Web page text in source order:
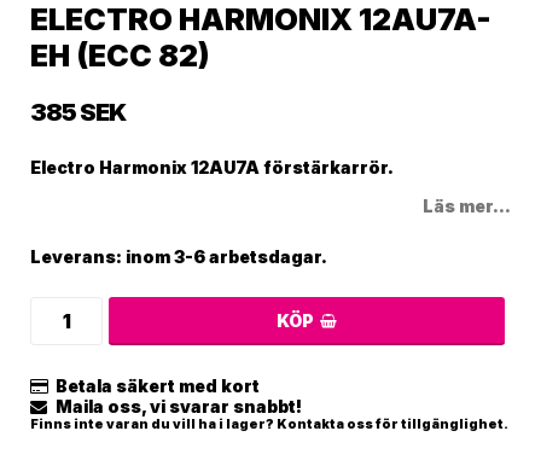
ELECTRO HARMONIX 12AU7A-
EH (ECC 82)
385 SEK
Electro Harmonix 12AU7A förstärkarrör.
Läs mer...
Leverans: inom 3-6 arbetsdagar.
KÖP
Betala säkert med kort
Maila oss, vi svarar snabbt!
Finns inte varan du vill ha i lager? Kontakta oss för tillgänglighet.